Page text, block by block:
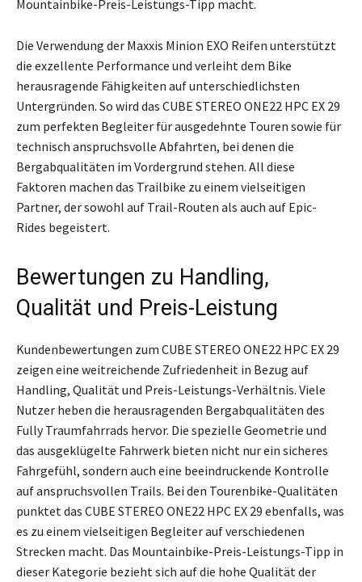
Mountainbike-Preis-Leistungs-Tipp macht.
Die Verwendung der Maxxis Minion EXO Reifen unterstützt
die exzellente Performance und verleiht dem Bike
herausragende Fähigkeiten auf unterschiedlichsten
Untergründen. So wird das CUBE STEREO ONE22 HPC EX 29
zum perfekten Begleiter für ausgedehnte Touren sowie für
technisch anspruchsvolle Abfahrten, bei denen die
Bergabqualitäten im Vordergrund stehen. All diese
Faktoren machen das Trailbike zu einem vielseitigen
Partner, der sowohl auf Trail-Routen als auch auf Epic-
Rides begeistert.
Bewertungen zu Handling,
Qualität und Preis-Leistung
Kundenbewertungen zum CUBE STEREO ONE22 HPC EX 29
zeigen eine weitreichende Zufriedenheit in Bezug auf
Handling, Qualität und Preis-Leistungs-Verhältnis. Viele
Nutzer heben die herausragenden Bergabqualitäten des
Fully Traumfahrrads hervor. Die spezielle Geometrie und
das ausgeklügelte Fahrwerk bieten nicht nur ein sicheres
Fahrgefühl, sondern auch eine beeindruckende Kontrolle
auf anspruchsvollen Trails. Bei den Tourenbike-Qualitäten
punktet das CUBE STEREO ONE22 HPC EX 29 ebenfalls, was
es zu einem vielseitigen Begleiter auf verschiedenen
Strecken macht. Das Mountainbike-Preis-Leistungs-Tipp in
dieser Kategorie bezieht sich auf die hohe Qualität der